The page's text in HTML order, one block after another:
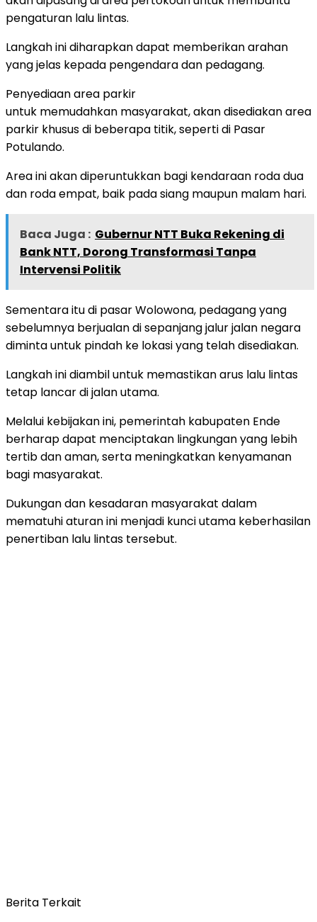
pengaturan lalu lintas.
Langkah ini diharapkan dapat memberikan arahan
yang jelas kepada pengendara dan pedagang.
Penyediaan area parkir
untuk memudahkan masyarakat, akan disediakan area
parkir khusus di beberapa titik, seperti di Pasar
Potulando.
Area ini akan diperuntukkan bagi kendaraan roda dua
dan roda empat, baik pada siang maupun malam hari.
Baca Juga : Gubernur NTT Buka Rekening di
Bank NTT, Dorong Transformasi Tanpa
Intervensi Politik
Sementara itu di pasar Wolowona, pedagang yang
sebelumnya berjualan di sepanjang jalur jalan negara
diminta untuk pindah ke lokasi yang telah disediakan.
Langkah ini diambil untuk memastikan arus lalu lintas
tetap lancar di jalan utama.
Melalui kebijakan ini, pemerintah kabupaten Ende
berharap dapat menciptakan lingkungan yang lebih
tertib dan aman, serta meningkatkan kenyamanan
bagi masyarakat.
Dukungan dan kesadaran masyarakat dalam
mematuhi aturan ini menjadi kunci utama keberhasilan
penertiban lalu lintas tersebut.
Berita Terkait